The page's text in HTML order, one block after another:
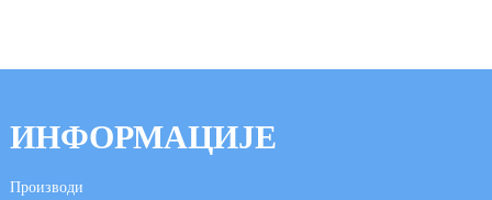
ИНФОРМАЦИЈЕ
Производи